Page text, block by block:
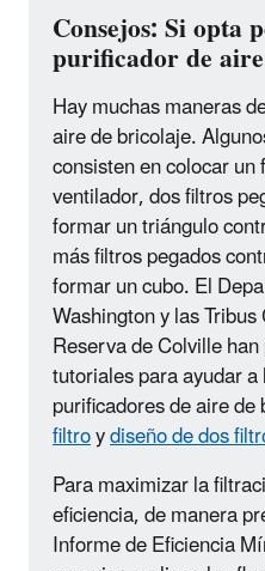
Consejos: Si
purificador de
Hay muchas maneras
aire de bricolaje.
consisten en colocar
ventilador, dos filtros
formar un triángulo
más filtros pegados
formar un cubo. El
Washington y las
Reserva de Colville
tutoriales para ayudar
purificadores de aire
filtroydiseño de dos
Para maximizar la
eficiencia, de manera
Informe de Eficiencia